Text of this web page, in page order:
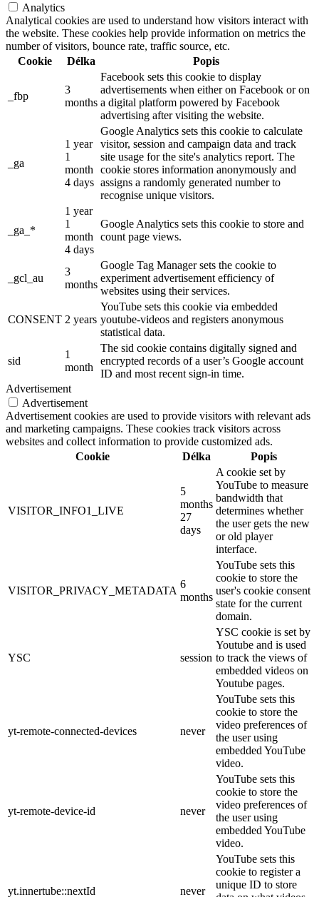
Analytics
Analytical cookies are used to understand how visitors interact with
the website. These cookies help provide information on metrics the
number of visitors, bounce rate, traffic source, etc.
Cookie
Délka Popis
_fbp
3
months
Facebook sets this cookie to display
advertisements when either on Facebook or on
a digital platform powered by Facebook
advertising after visiting the website.
_ga
1 year
1
month
4 days
Google Analytics sets this cookie to calculate
visitor, session and campaign data and track
site usage for the site's analytics report. The
cookie stores information anonymously and
assigns a randomly generated number to
recognise unique visitors.
_ga_*
1 year
1
month
4 days
Google Analytics sets this cookie to store and
count page views.
_gcl_au
3
months
Google Tag Manager sets the cookie to
experiment advertisement efficiency of
websites using their services.
CONSENT 2 years
YouTube sets this cookie via embedded
youtube-videos and registers anonymous
statistical data.
sid
1
month
The sid cookie contains digitally signed and
encrypted records of a user’s Google account
ID and most recent sign-in time.
Advertisement
Advertisement
Advertisement cookies are used to provide visitors with relevant ads
and marketing campaigns. These cookies track visitors across
websites and collect information to provide customized ads.
Cookie
Délka Popis
VISITOR_INFO1_LIVE
5
months
27
days
A cookie set by
YouTube to measure
bandwidth that
determines whether
the user gets the new
or old player
interface.
VISITOR_PRIVACY_METADATA
6
months
YouTube sets this
cookie to store the
user's cookie consent
state for the current
domain.
YSC session
YSC cookie is set by
Youtube and is used
to track the views of
embedded videos on
Youtube pages.
yt-remote-connected-devices never
YouTube sets this
cookie to store the
video preferences of
the user using
embedded YouTube
video.
yt-remote-device-id never
YouTube sets this
cookie to store the
video preferences of
the user using
embedded YouTube
video.
yt.innertube::nextId never
YouTube sets this
cookie to register a
unique ID to store